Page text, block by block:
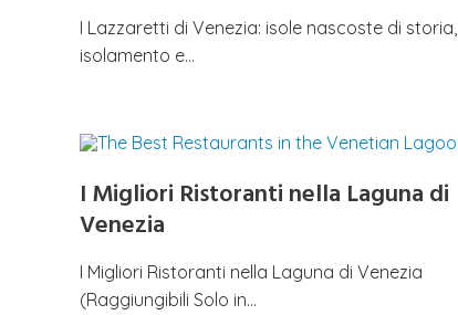
I Lazzaretti di Venezia: isole nascoste di storia,
isolamento e…
I Migliori Ristoranti nella Laguna di
Venezia
I Migliori Ristoranti nella Laguna di Venezia
(Raggiungibili Solo in…